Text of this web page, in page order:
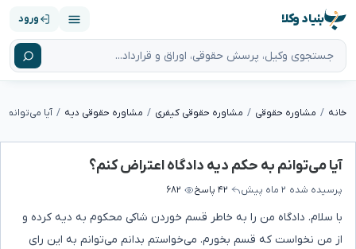
بنیاد وکلا ورود
خانه مشاوره حقوقی مشاوره حقوقی کیفری مشاوره حقوقی دیه آیا
آیا می‌توانم به حکم دیه دادگاه اعتراض کنم؟
پرسیده شده ۲ ماه پیش ۴۲ پاسخ ۶۸۲
با سلام. دادگاه من را به خاطر قسم خوردن شاکی محکوم به دیه کرده و
از من نخواست که قسم بخورم. می‌خواستم بدانم می‌توانم به این رای